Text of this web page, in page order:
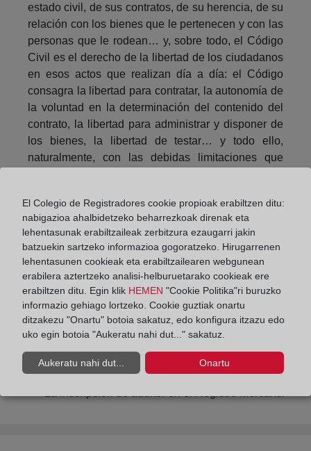
estado civil, de sus contratos, de su herencia, de su
relación con los bienes que le pertenecen y con las
personas que le rodean… y, sobre todo, el Código
Civil es el derecho de la libertad de los ciudadanos
en esos actos que realizan día a día: el Código
consagra la libertad para contratar, la autonomía de
la voluntad en la determinación del contenido del
contrato, la libertad para administrar y disponer de
los bienes, la libertad de testar… y todo ello,
naturalmente, con las debidas limitaciones que
texto que ha ido ensanchando el ámbito de
actuación jurídica de la mujer, hasta consagrar la
plena igualdad”.
Compartir:
El Colegio de Registradores cookie propioak erabiltzen ditu:
nabigazioa ahalbidetzeko beharrezkoak direnak eta
lehentasunak erabiltzaileak zerbitzura ezaugarri jakin
batzuekin sartzeko informazioa gogoratzeko. Hirugarrenen
lehentasunen cookieak eta erabiltzailearen webgunean
erabilera aztertzeko analisi-helburuetarako cookieak ere
erabiltzen ditu. Egin klik HEMEN "Cookie Politika"ri buruzko
informazio gehiago lortzeko. Cookie guztiak onartu
ditzakezu "Onartu" botoia sakatuz, edo konfigura itzazu edo
uko egin botoia "Aukeratu nahi dut..." sakatuz.
Aukeratu nahi dut... Onartu